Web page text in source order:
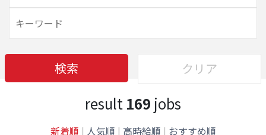
検索 クリア
result 169 jobs
新着順 | 人気順 | 高時給順 | おすすめ順